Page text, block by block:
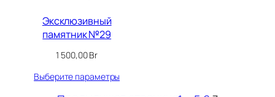
Эксклюзивный
памятник №29
1 500,00Br
Выберите параметры